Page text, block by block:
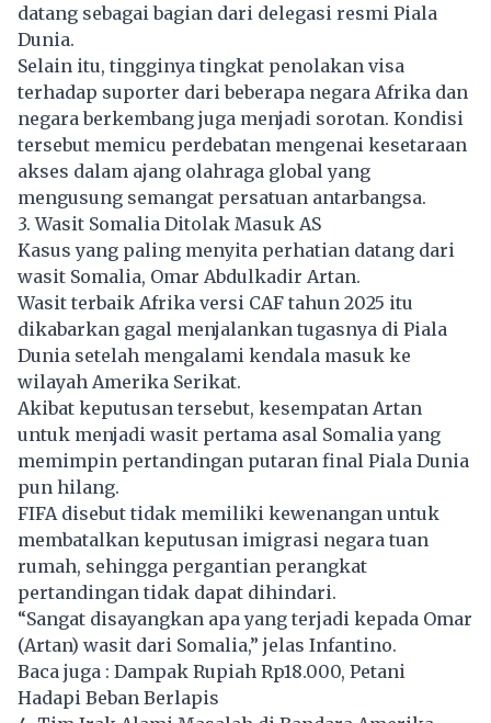
datang sebagai bagian dari delegasi resmi Piala
Dunia.
Selain itu, tingginya tingkat penolakan visa
terhadap suporter dari beberapa negara Afrika dan
negara berkembang juga menjadi sorotan. Kondisi
tersebut memicu perdebatan mengenai kesetaraan
akses dalam ajang olahraga global yang
mengusung semangat persatuan antarbangsa.
3. Wasit Somalia Ditolak Masuk AS
Kasus yang paling menyita perhatian datang dari
wasit Somalia, Omar Abdulkadir Artan.
Wasit terbaik Afrika versi CAF tahun 2025 itu
dikabarkan gagal menjalankan tugasnya di Piala
Dunia setelah mengalami kendala masuk ke
wilayah Amerika Serikat.
Akibat keputusan tersebut, kesempatan Artan
untuk menjadi wasit pertama asal Somalia yang
memimpin pertandingan putaran final Piala Dunia
pun hilang.
FIFA disebut tidak memiliki kewenangan untuk
membatalkan keputusan imigrasi negara tuan
rumah, sehingga pergantian perangkat
pertandingan tidak dapat dihindari.
“Sangat disayangkan apa yang terjadi kepada Omar
(Artan) wasit dari Somalia,” jelas Infantino.
Baca juga : Dampak Rupiah Rp18.000, Petani
Hadapi Beban Berlapis